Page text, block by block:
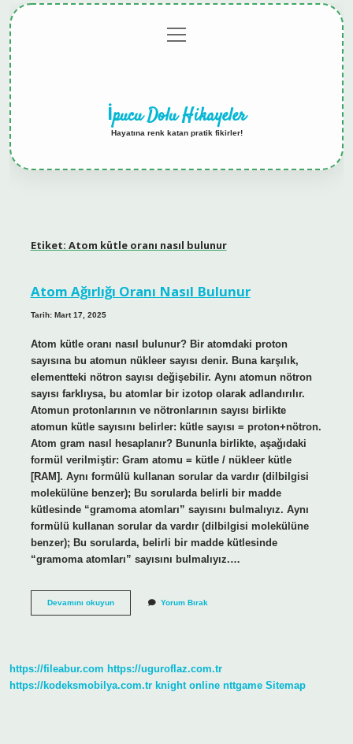
menüyü
aç
İpucu Dolu Hikayeler
Hayatına renk katan pratik fikirler!
Etiket: Atom kütle oranı nasıl bulunur
Atom Ağırlığı Oranı Nasıl Bulunur
Tarih: Mart 17, 2025
Atom kütle oranı nasıl bulunur? Bir atomdaki proton
sayısına bu atomun nükleer sayısı denir. Buna karşılık,
elementteki nötron sayısı değişebilir. Aynı atomun nötron
sayısı farklıysa, bu atomlar bir izotop olarak adlandırılır.
Atomun protonlarının ve nötronlarının sayısı birlikte
atomun kütle sayısını belirler: kütle sayısı = proton+nötron.
Atom gram nasıl hesaplanır? Bununla birlikte, aşağıdaki
formül verilmiştir: Gram atomu = kütle / nükleer kütle
[RAM]. Aynı formülü kullanan sorular da vardır (dilbilgisi
molekülüne benzer); Bu sorularda belirli bir madde
kütlesinde “gramoma atomları” sayısını bulmalıyız. Aynı
formülü kullanan sorular da vardır (dilbilgisi molekülüne
benzer); Bu sorularda, belirli bir madde kütlesinde
“gramoma atomları” sayısını bulmalıyız.…
Devamını okuyunAtom
Yorum Bırak
https://fileabur.com https://uguroflaz.com.tr
https://kodeksmobilya.com.tr knight online nttgame Sitemap